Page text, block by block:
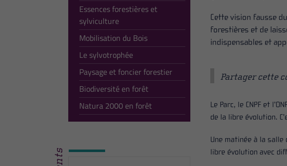
Essences forestières et
sylviculture
Mobilisation du Bois
Le sylvotrophée
Paysage et foncier forestier
Biodiversité en forêt
Natura 2000 en forêt
Cette vision fausse
forestières et de
indispensables et
Partager cette
Le Parc, le CNPF et
de la libre évolution.
Une matinée à la
libre évolution avec